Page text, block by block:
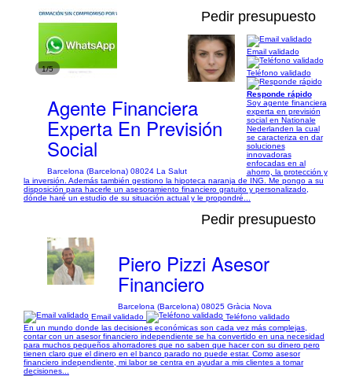
1/5
Pedir presupuesto
Agente Financiera
Experta En Previsión
Social
Barcelona (Barcelona) 08024 La Salut
Email validado
Teléfono validado
Responde rápido
Soy agente financiera
experta en previsión
social en Nationale
Nederlanden la cual
se caracteriza en dar
soluciones
innovadoras
enfocadas en al
ahorro, la protección y
la inversión. Además también gestiono la hipoteca naranja de ING. Me pongo a su
disposición para hacerle un asesoramiento financiero gratuito y personalizado,
dónde haré un estudio de su situación actual y le propondré...
Pedir presupuesto
Piero Pizzi Asesor
Financiero
Barcelona (Barcelona) 08025 Gràcia Nova
Email validado
Teléfono validado
En un mundo donde las decisiones económicas son cada vez más complejas,
contar con un asesor financiero independiente se ha convertido en una necesidad
para muchos pequeños ahorradores que no saben que hacer con su dinero pero
tienen claro que el dinero en el banco parado no puede estar. Como asesor
financiero independiente, mi labor se centra en ayudar a mis clientes a tomar
decisiones...